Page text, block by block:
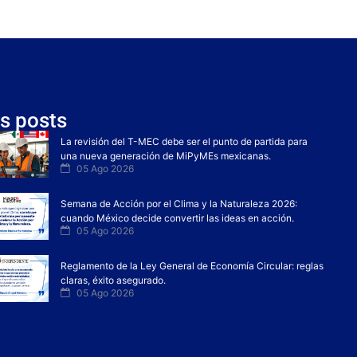
posts
La revisión del T-MEC debe ser el punto de partida para
una nueva generación de MiPyMEs mexicanas.
05 Ago 2026
Semana de Acción por el Clima y la Naturaleza 2026:
cuando México decide convertir las ideas en acción.
05 Ago 2026
Reglamento de la Ley General de Economía Circular: reglas
claras, éxito asegurado.
05 Ago 2026